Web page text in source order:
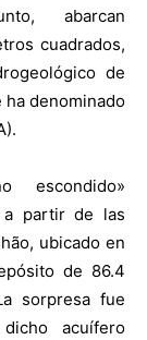
abarcan
cuadrados,
de
denominado
escondido»
a partir de las
ubicado en
de 86.4
sorpresa fue
acuífero